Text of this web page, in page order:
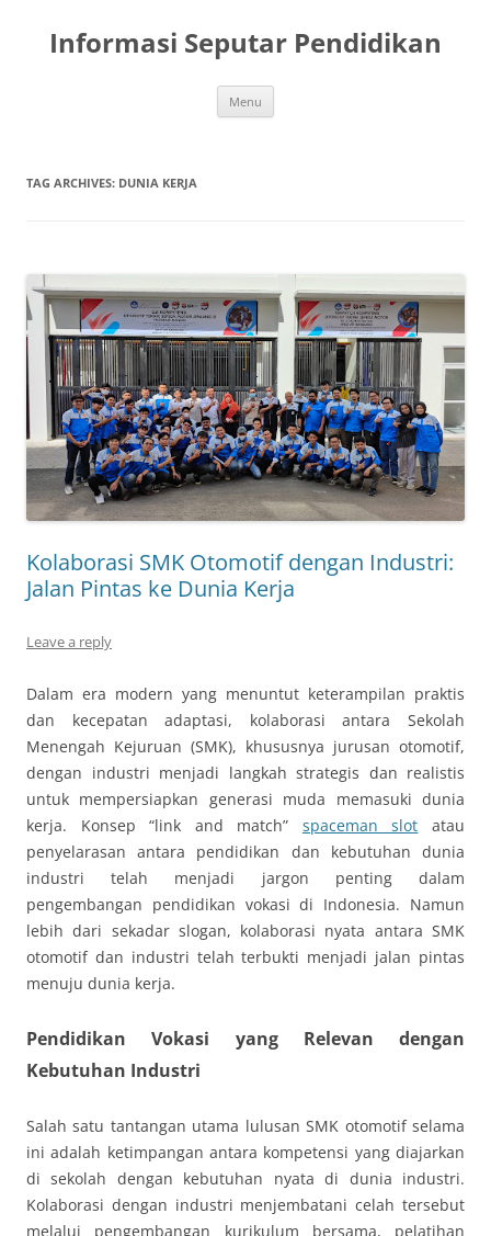
content
Informasi Seputar Pendidikan
Menu
TAG ARCHIVES: DUNIA KERJA
Kolaborasi SMK Otomotif dengan Industri:
Jalan Pintas ke Dunia Kerja
Leave a reply
Dalam era modern yang menuntut keterampilan praktis
dan kecepatan adaptasi, kolaborasi antara Sekolah
Menengah Kejuruan (SMK), khususnya jurusan otomotif,
dengan industri menjadi langkah strategis dan realistis
untuk mempersiapkan generasi muda memasuki dunia
kerja. Konsep “link and match” spaceman slot atau
penyelarasan antara pendidikan dan kebutuhan dunia
industri telah menjadi jargon penting dalam
pengembangan pendidikan vokasi di Indonesia. Namun
lebih dari sekadar slogan, kolaborasi nyata antara SMK
otomotif dan industri telah terbukti menjadi jalan pintas
menuju dunia kerja.
Pendidikan Vokasi yang Relevan dengan
Kebutuhan Industri
Salah satu tantangan utama lulusan SMK otomotif selama
ini adalah ketimpangan antara kompetensi yang diajarkan
di sekolah dengan kebutuhan nyata di dunia industri.
Kolaborasi dengan industri menjembatani celah tersebut
melalui pengembangan kurikulum bersama, pelatihan